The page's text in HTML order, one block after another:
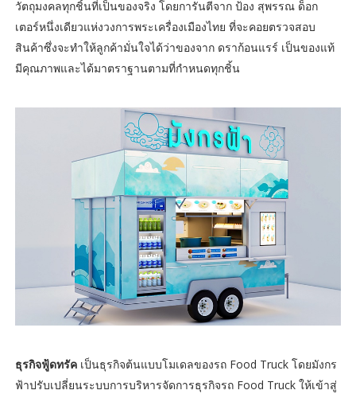
วัตถุมงคลทุกชิ้นที่เป็นของจริง โดยการันตีจาก ป้อง สุพรรณ ด็อก
เตอร์หนึ่งเดียวแห่งวงการพระเครื่องเมืองไทย ที่จะคอยตรวจสอบ
สินค้าซึ่งจะทำให้ลูกค้ามั่นใจได้ว่าของจาก ดราก้อนแรร์ เป็นของแท้
มีคุณภาพและได้มาตราฐานตามที่กำหนดทุกชิ้น
ธุรกิจฟู้ดทรัคเป็นธุรกิจต้นแบบโมเดลของรถ Food Truck โดยมังกร
ฟ้าปรับเปลี่ยนระบบการบริหารจัดการธุรกิจรถ Food Truck ให้เข้าสู่